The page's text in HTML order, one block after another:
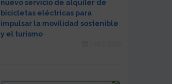
nuevo servicio de alquiler de
bicicletas eléctricas para
impulsar la movilidad sostenible
y el turismo